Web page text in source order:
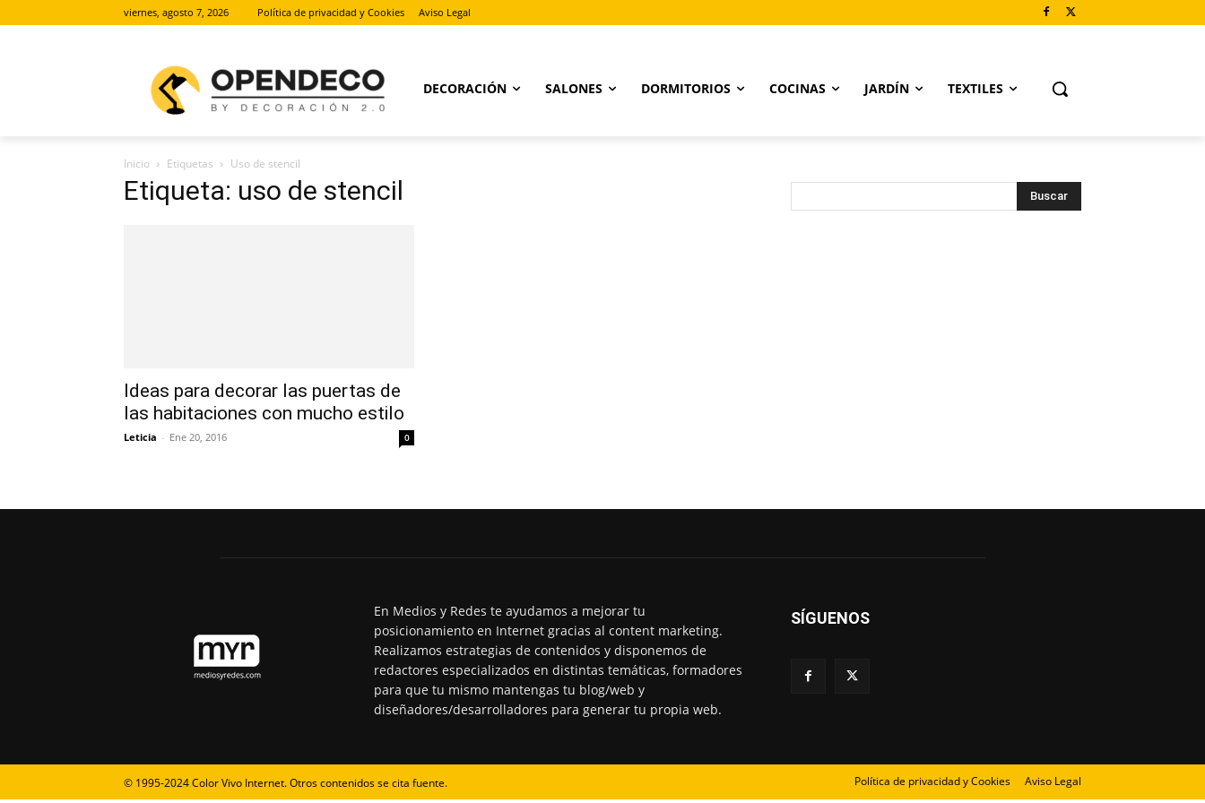
viernes, agosto 7, 2026 Política de privacidad y Cookies Aviso Legal
DECORACIÓN SALONES DORMITORIOS COCINAS JARDÍN TEXTILES
Inicio Etiquetas Uso de stencil
Etiqueta: uso de stencil
Ideas para decorar las puertas de
las habitaciones con mucho estilo
Leticia - Ene 20, 2016 0
En Medios y Redes te ayudamos a mejorar tu
posicionamiento en Internet gracias al content marketing.
Realizamos estrategias de contenidos y disponemos de
redactores especializados en distintas temáticas, formadores
para que tu mismo mantengas tu blog/web y
diseñadores/desarrolladores para generar tu propia web.
SÍGUENOS
© 1995-2024 Color Vivo Internet. Otros contenidos se cita fuente. Política de privacidad y Cookies Aviso Legal